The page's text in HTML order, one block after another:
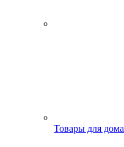
Товары для дома